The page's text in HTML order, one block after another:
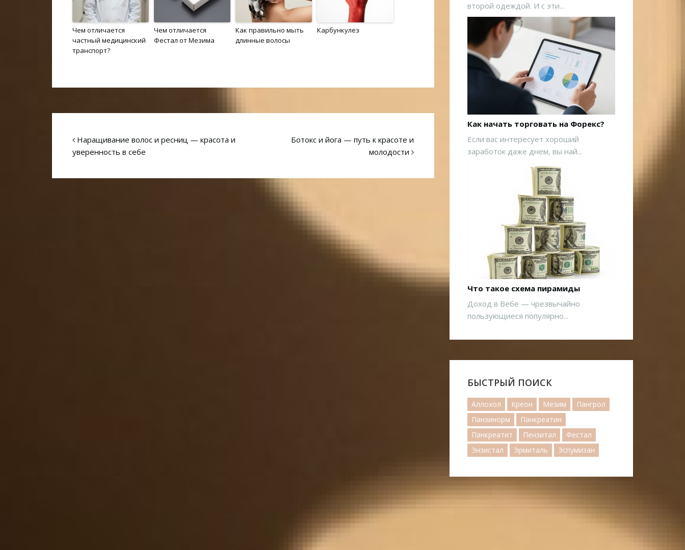
Чем отличается
частный медицинский
транспорт?
Чем отличается
Фестал от Мезима
Как правильно мыть
длинные волосы
Карбункулез
Наращивание волос и ресниц — красота и
уверенность в себе
Ботокс и йога — путь к красоте и
молодости
второй одеждой. И с эти...
Как начать торговать на Форекс?
Если вас интересует хороший
заработок даже днем, вы най...
Что такое схема пирамиды
Доход в Вебе — чрезвычайно
пользующиеся популярно...
БЫСТРЫЙ ПОИСК
Аллохол Креон Мезим
Пангрол
Панзинорм
Панкреатин
Панкреатит
Пензитал
Фестал
Энзистал
Эрмиталь Эспумизан